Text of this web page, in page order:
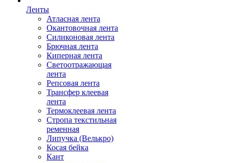
Ленты
Атласная лента
Окантовочная лента
Силиконовая лента
Брючная лента
Киперная лента
Светоотражающая
лента
Репсовая лента
Трансфер клеевая
лента
Термоклеевая лента
Стропа текстильная
ременная
Липучка (Велькро)
Косая бейка
Кант